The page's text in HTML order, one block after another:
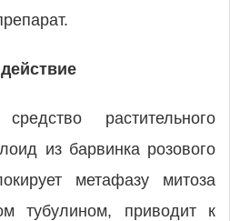
растительного
из барвинка розового
метафазу митоза
тубулином, приводит к